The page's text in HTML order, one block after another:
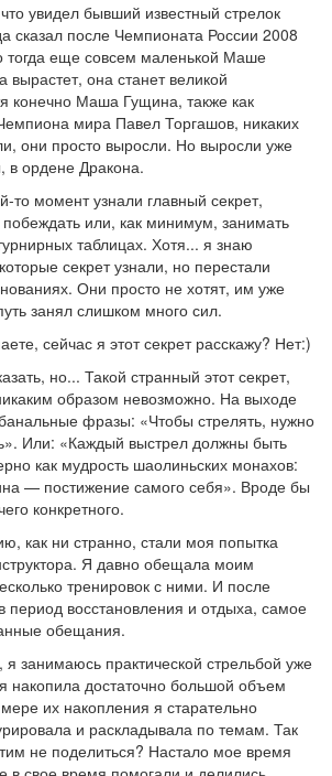
увидел бывший известный стрелок
сказал после Чемпионата России 2008
тогда еще совсем маленькой Маше
вырастет, она станет великой
конечно Маша Гущина, также как
мира Павел Торгашов, никаких
они просто выросли. Но выросли уже
в ордене Дракона.
то момент узнали главный секрет,
побеждать или, как минимум, занимать
таблицах. Хотя... я знаю
секрет узнали, но перестали
Они просто не хотят, им уже
занял слишком много сил.
сейчас я этот секрет расскажу? Нет:)
но... Такой странный этот секрет,
образом невозможно. На выходе
фразы: «Чтобы стрелять, нужно
Или: «Каждый выстрел должны быть
как мудрость шаолиньских монахов:
— постижение самого себя». Вроде бы
конкретного.
как ни странно, стали моя попытка
Я давно обещала моим
тренировок с ними. И после
восстановления и отдыха, самое
обещания.
занимаюсь практической стрельбой уже
накопила достаточно большой объем
их накопления я старательно
и раскладывала по темам. Так
не поделиться? Настало мое время